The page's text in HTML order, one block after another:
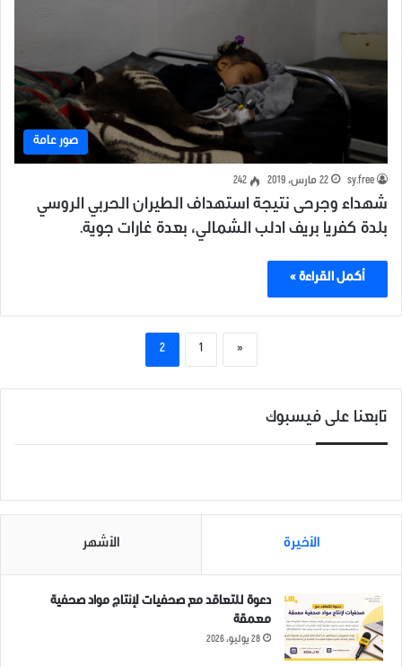
صور عامة
sy.free 22 مارس، 2019 242
شهداء وجرحى نتيجة استهداف الطيران الحربي الروسي
بلدة كفريا بريف ادلب الشمالي، بعدة غارات جوية.
أكمل القراءة »
«
1
2
تابعنا على فيسبوك
الأخيرة الأشهر
دعوة للتعاقد مع صحفيات لإنتاج مواد صحفية
معمقة
28 يوليو، 2026